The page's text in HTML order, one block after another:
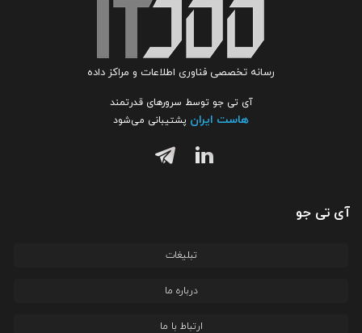
رسانه تخصصی فناوری اطلاعات و مراکز داده
آی تی جو توسط سرورهای قدرتمند
هاست ایران پشتیبانی می‌شود
آی تی جو
تبلیغات
درباره ما
ارتباط با ما